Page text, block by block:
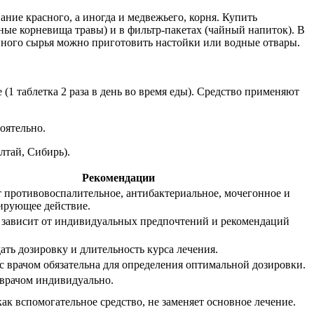
красного, а иногда и медвежьего, корня. Купить
корневища травы) и в фильтр-пакетах (чайный напиток). В
сырья можно приготовить настойки или водные отвары.
таблетка 2 раза в день во время еды). Средство применяют
Сибирь).
Рекомендации
антибактериальное, мочегонное и
действие.
от индивидуальных предпочтений и рекомендаций
дозировку и длительность курса лечения.
врачом обязательна для определения оптимальной дозировки.
индивидуально.
вспомогательное средство, не заменяет основное лечение.